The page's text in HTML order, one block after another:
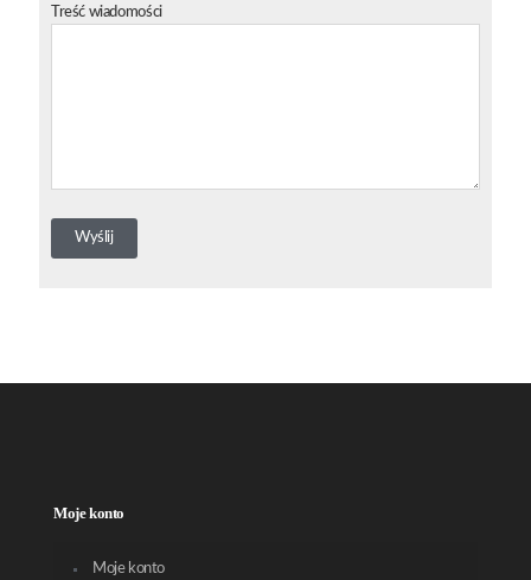
Treść wiadomości
Moje konto
Moje konto